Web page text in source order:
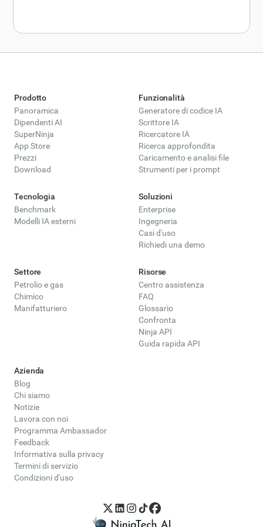
Prodotto
Panoramica
Dipendenti AI
SuperNinja
App Store
Prezzi
Download
Funzionalità
Generatore di codice IA
Scrittore IA
Ricercatore IA
Ricerca approfondita
Caricamento e analisi file
Strumenti per i prompt
Tecnologia
Benchmark
Modelli IA esterni
Soluzioni
Enterprise
Ingegneria
Casi d'uso
Richiedi una demo
Settore
Petrolio e gas
Chimico
Manifatturiero
Risorse
Centro assistenza
FAQ
Glossario
Confronta
Ninja API
Guida rapida API
Azienda
Blog
Chi siamo
Notizie
Lavora con noi
Programma Ambassador
Feedback
Informativa sulla privacy
Termini di servizio
Condizioni d'uso